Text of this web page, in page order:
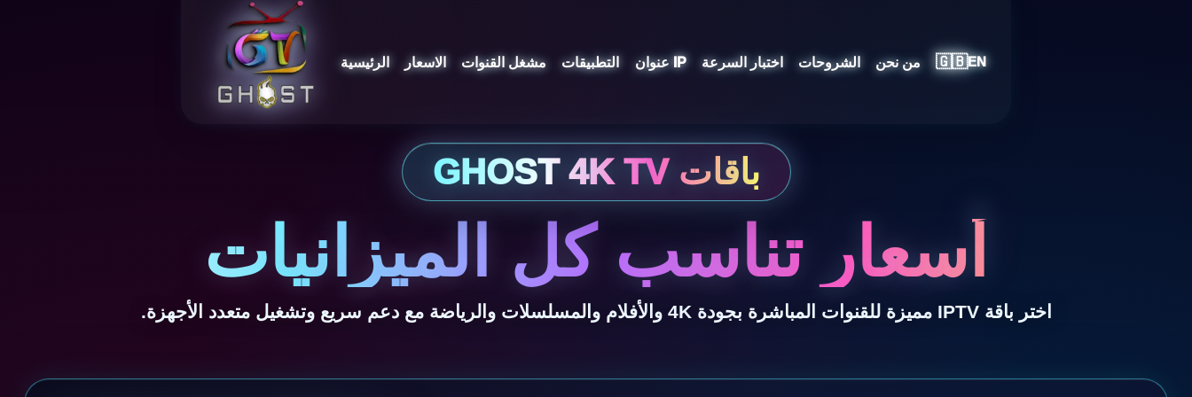
الرئيسية الاسعار مشغل القنوات التطبيقات عنوان IP اختبار السرعة الشروحات من نحن 🇬🇧EN
أسعار تناسب كل الميزانيات
اختر باقة IPTV مميزة للقنوات المباشرة بجودة 4K والأفلام والمسلسلات والرياضة مع دعم سريع وتشغيل متعدد الأجهزة.